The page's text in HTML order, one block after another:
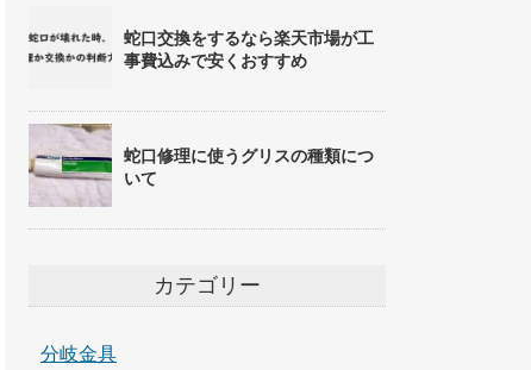
蛇口交換をするなら楽天市場が工
事費込みで安くおすすめ
蛇口修理に使うグリスの種類につ
いて
カテゴリー
分岐金具